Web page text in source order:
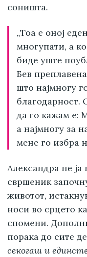
соништа.
„Тоа е оној
многупати, а
биде уште
Бев
што најмногу
благодарност.
да го кажам е:
а најмногу за
мене го избра
Александра не ја
свршеник
животот,
носи во срцето
спомени.
порака до сите
секогаш и